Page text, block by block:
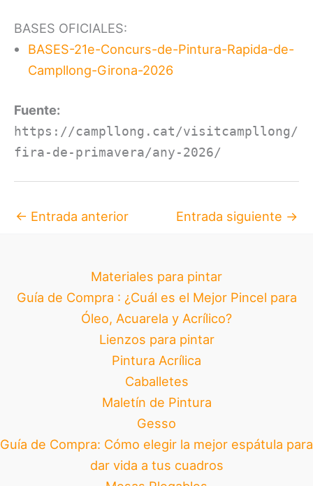
BASES OFICIALES:
BASES-21e-Concurs-de-Pintura-Rapida-de-
Campllong-Girona-2026
Fuente:
https://campllong.cat/visitcampllong/
fira-de-primavera/any-2026/
← Entrada anterior Entrada siguiente →
Materiales para pintar
Guía de Compra : ¿Cuál es el Mejor Pincel para
Óleo, Acuarela y Acrílico?
Lienzos para pintar
Pintura Acrílica
Caballetes
Maletín de Pintura
Gesso
Guía de Compra: Cómo elegir la mejor espátula para
dar vida a tus cuadros